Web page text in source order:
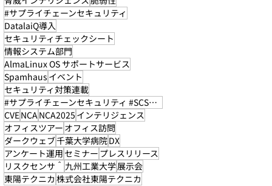
#サプライチェーンセキュリティ
DatalaiQ導入
セキュリティチェックシート
情報システム部門
AlmaLinux OS サポートサービス
Spamhaus イベント
セキュリティ対策連載
#サプライチェーンセキュリティ #SCS評価制度
CVENCANCA2025 インテリジェンス
オフィスツアー オフィス訪問
ダークウェブ千葉大学病院DX
アンケート運用 セミナー プレスリリース
リスクセンサ＾ 九州工業大学展示会
東陽テクニカ 株式会社東陽テクニカ